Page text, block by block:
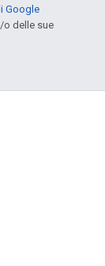
Google
o delle sue